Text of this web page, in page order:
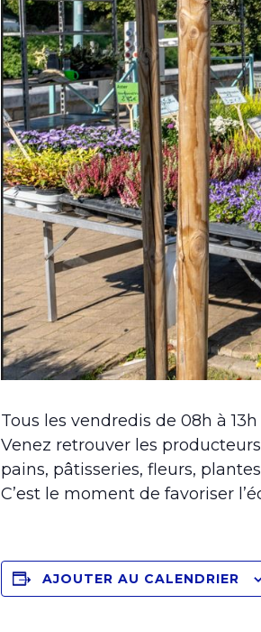
Tous les vendredis de 08h à
Venez retrouver les
pains, pâtisseries, fleurs,
C’est le moment de favoriser
AJOUTER AU CALENDRIER